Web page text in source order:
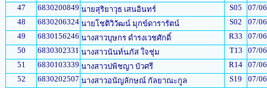
47
6830200849 นายสุริยาวุธ เสนอินทร์ S05
07/
48
6830206324 นายโชติวิวัฒน์ มุกข์ดารารัตน์ S02
07/
49
6830156246 นางสาวบุษกร ดำรงเวชศักดิ์ R33
07/
50
6830302331 นางสาวนันท์นภัส ใจชุ่ม T13
07/
51
6830103339 นางสาวปพิชญา บัวศรี R14 07/
52
6830202507 นางสาวอนัญลักษณ์ กัลยาณะกูล S19
07/